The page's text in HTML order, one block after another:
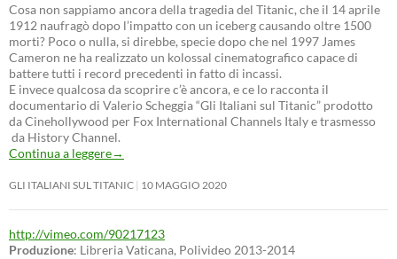
Cosa non sappiamo ancora della tragedia del Titanic, che il 14 aprile
1912 naufragò dopo l’impatto con un iceberg causando oltre 1500
morti? Poco o nulla, si direbbe, specie dopo che nel 1997 James
Cameron ne ha realizzato un kolossal cinematografico capace di
battere tutti i record precedenti in fatto di incassi.
E invece qualcosa da scoprire c’è ancora, e ce lo racconta il
documentario di Valerio Scheggia “Gli Italiani sul Titanic” prodotto
da Cinehollywood per Fox International Channels Italy e trasmesso
da History Channel.
Continua a leggere→
GLI ITALIANI SUL TITANIC 10 MAGGIO 2020
http://vimeo.com/90217123
Produzione: Libreria Vaticana, Polivideo 2013-2014